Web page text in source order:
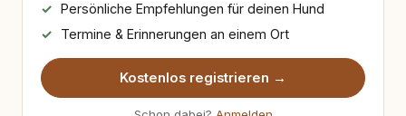
Persönliche Empfehlungen für deinen Hund
Termine & Erinnerungen an einem Ort
Kostenlos registrieren →